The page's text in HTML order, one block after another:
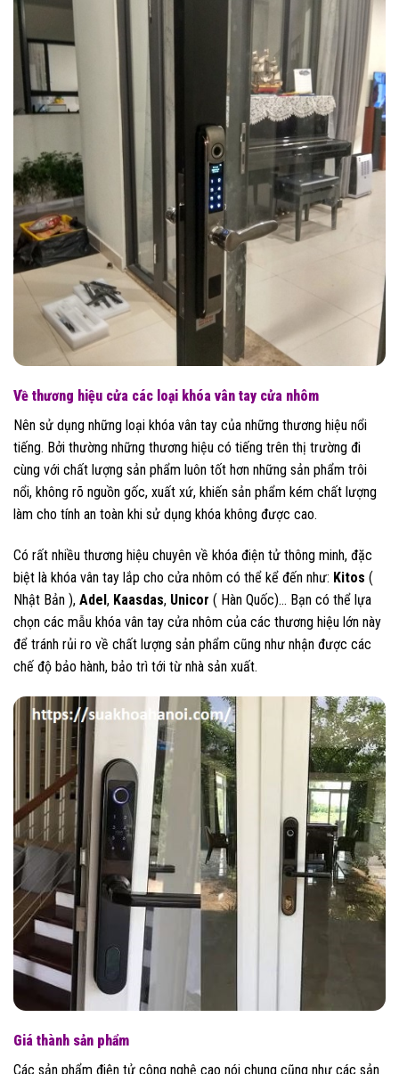
Về thương hiệu cửa các loại khóa vân tay cửa nhôm
Nên sử dụng những loại khóa vân tay của những thương hiệu nổi
tiếng. Bởi thường những thương hiệu có tiếng trên thị trường đi
cùng với chất lượng sản phẩm luôn tốt hơn những sản phẩm trôi
nổi, không rõ nguồn gốc, xuất xứ, khiến sản phẩm kém chất lượng
làm cho tính an toàn khi sử dụng khóa không được cao.
Có rất nhiều thương hiệu chuyên về khóa điện tử thông minh, đặc
biệt là khóa vân tay lắp cho cửa nhôm có thể kể đến như: Kitos (
Nhật Bản ), Adel, Kaasdas, Unicor ( Hàn Quốc)… Bạn có thể lựa
chọn các mẫu khóa vân tay cửa nhôm của các thương hiệu lớn này
để tránh rủi ro về chất lượng sản phẩm cũng như nhận được các
chế độ bảo hành, bảo trì tới từ nhà sản xuất.
Giá thành sản phẩm
Các sản phẩm điện tử công nghệ cao nói chung cũng như các sản